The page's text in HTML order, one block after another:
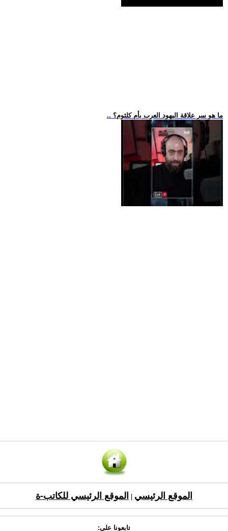
.. ما هو سر علاقة اليهود العرب بأم كلثوم؟
الموقع الرئيسي الموقع الرئيسي للكاتب-ة
تابعونا على: